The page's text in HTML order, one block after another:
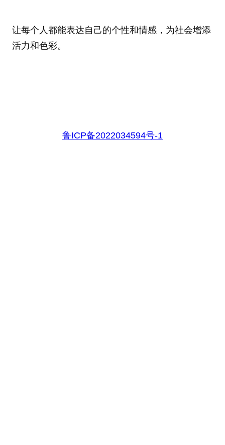
让每个人都能表达自己的个性和情感，为社会增添
活力和色彩。
鲁ICP备2022034594号-1